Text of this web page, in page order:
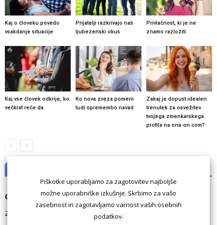
Kaj o človeku povedo
vsakdanje situacije
Prijatelji razkrivajo naš
ljubezenski okus
Privlačnost, ki je ne
znamo razložiti
Kaj vse človek odkrije, ko
večkrat reče da
Ko nova zveza pomeni
tudi spremembo navad
Zakaj je dopust idealen
trenutek za osvežitev
tvojega zmenkarskega
profila na ona-on.com?
Odgovori
Za komentiranje morate biti prijavljeni
Piškotke uporabljamo za zagotovitev najboljše
možne uporabniške izkušnje. Skrbimo za vašo
zasebnost in zagotavljamo varnost vaših osebnih
podatkov.